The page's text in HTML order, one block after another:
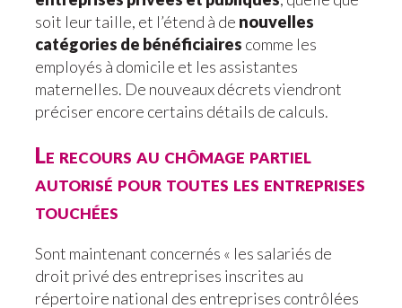
soit leur taille, et l’étend à de nouvelles
catégories de bénéficiaires comme les
employés à domicile et les assistantes
maternelles. De nouveaux décrets viendront
préciser encore certains détails de calculs.
Le recours au chômage partiel
autorisé pour toutes les entreprises
touchées
Sont maintenant concernés « les salariés de
droit privé des entreprises inscrites au
répertoire national des entreprises contrôlées